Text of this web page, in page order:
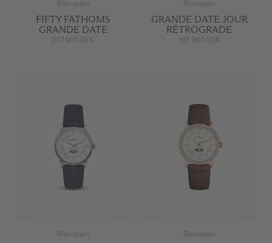
Blancpain
FIFTY FATHOMS
GRANDE DATE
237 900 SEK
Blancpain
GRANDE DATE JOUR
RÉTROGRADE
185 900 SEK
Blancpain Blancpain